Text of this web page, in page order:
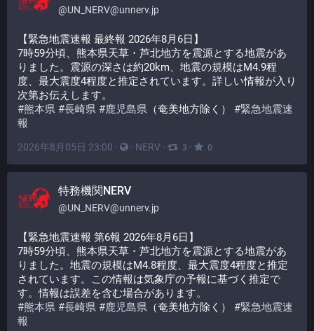
@UN_NERV@unnerv.jp
【緊急地震速報 最終報 2026年8月6日】
7時59分頃、熊本県天草・芦北地方を震源とする地震があ
りました。震源の深さは約20km、地震の規模はM4.9程
度、最大震度4程度と推定されています。詳しい情報が入り
次第お伝えします。
#熊本県 #長崎県 #鹿児島県 （奄美地方除く） #緊急地震速
報
2026年8月05日 23:00 · · NERV · 3 · 0
特務機関NERV
@UN_NERV@unnerv.jp
【緊急地震速報 第6報 2026年8月6日】
7時59分頃、熊本県天草・芦北地方を震源とする地震があ
りました。地震の規模はM4.8程度、最大震度4程度と推定
されています。この情報は気象庁の予報に基づく推定で
す。情報は誤差を含む場合があります。
#熊本県 #長崎県 #鹿児島県 （奄美地方除く） #緊急地震速
報